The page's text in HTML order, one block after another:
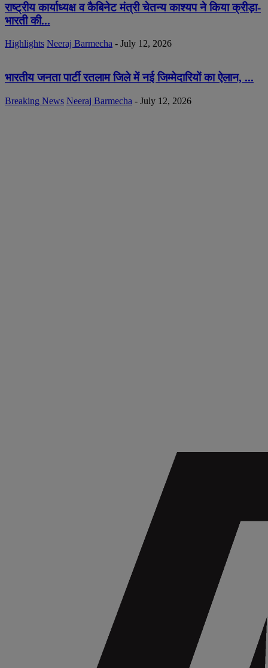
राष्ट्रीय कार्याध्यक्ष व कैबिनेट मंत्री चेतन्य काश्यप ने किया क्रीड़ा-
भारती की...
Highlights Neeraj Barmecha - July 12, 2026
भारतीय जनता पार्टी रतलाम जिले में नई जिम्मेदारियों का ऐलान, ...
Breaking News Neeraj Barmecha - July 12, 2026